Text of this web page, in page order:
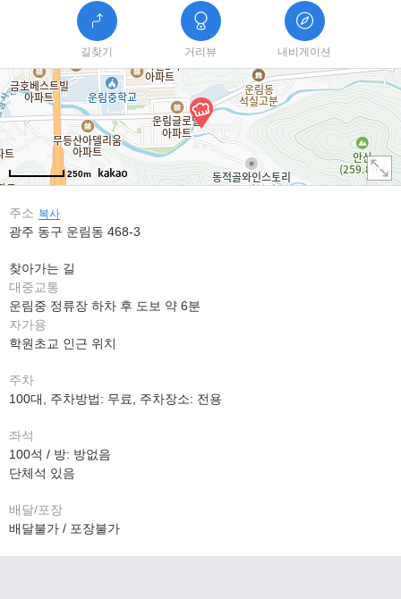
길찾기 거리뷰 내비게이션
250m
주소 복사
광주 동구 운림동 468-3
찾아가는 길
대중교통
운림중 정류장 하차 후 도보 약 6분
자가용
학원초교 인근 위치
주차
100대, 주차방법: 무료, 주차장소: 전용
좌석
100석 / 방: 방없음
단체석 있음
배달/포장
배달불가 / 포장불가